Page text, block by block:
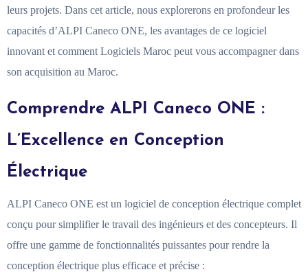
leurs projets. Dans cet article, nous explorerons en profondeur les
capacités d’ALPI Caneco ONE, les avantages de ce logiciel
innovant et comment Logiciels Maroc peut vous accompagner dans
son acquisition au Maroc.
Comprendre ALPI Caneco ONE :
L’Excellence en Conception
Électrique
ALPI Caneco ONE est un logiciel de conception électrique complet
conçu pour simplifier le travail des ingénieurs et des concepteurs. Il
offre une gamme de fonctionnalités puissantes pour rendre la
conception électrique plus efficace et précise :